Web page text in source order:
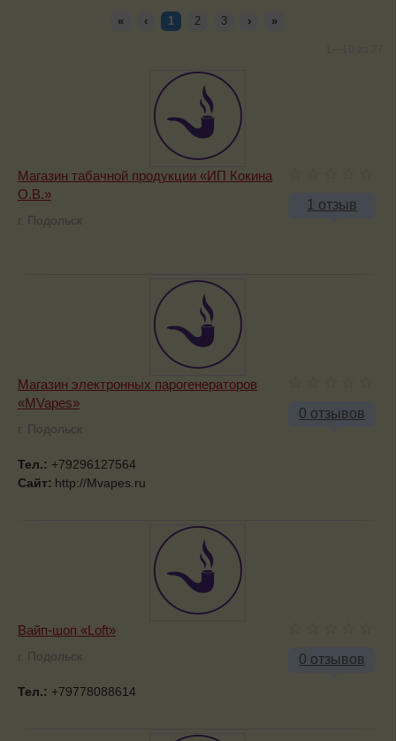
« ‹ 1 2 3 › »
1 отзыв
Магазин табачной продукции «ИП Кокина
О.В.»
г. Подольск
0 отзывов
Магазин электронных парогенераторов
«МVapes»
г. Подольск
Тел.: +79296127564
Сайт: http://Mvapes.ru
0 отзывов
Вайп-шоп «Loft»
г. Подольск
Тел.: +79778088614